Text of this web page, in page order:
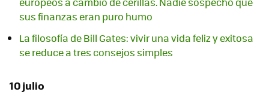
sus finanzas eran puro humo
La filosofía de Bill Gates: vivir una vida feliz y exitosa
se reduce a tres consejos simples
10 julio